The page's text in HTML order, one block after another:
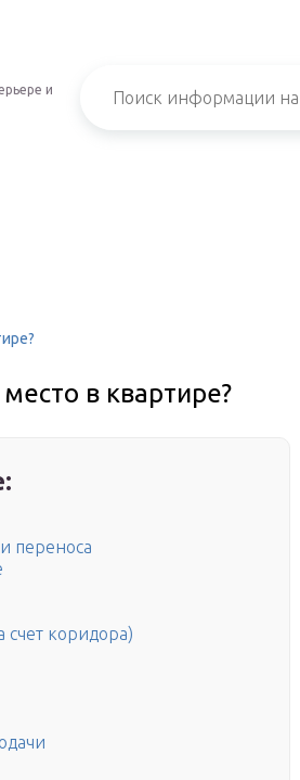
и
в квартире?
переноса
счет коридора)